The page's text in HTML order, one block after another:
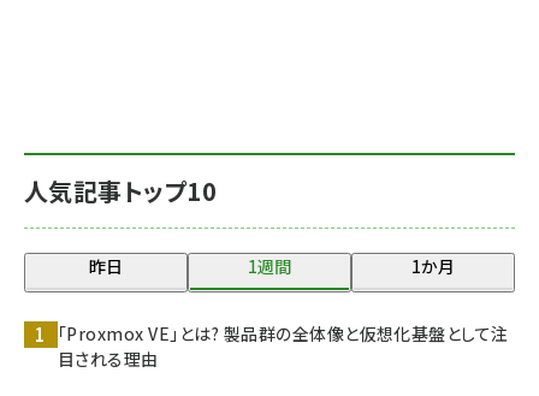
人気記事トップ10
昨日 1週間 1か月
「Proxmox VE」とは? 製品群の全体像と仮想化基盤として注
目される理由